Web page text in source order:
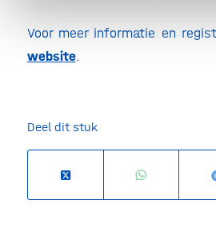
Voor meer informatie en
website.
Deel dit stuk